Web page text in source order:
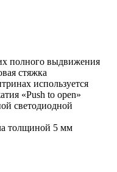
полного выдвижения
стяжка
используется
«Push to open»
светодиодной
толщиной 5 мм